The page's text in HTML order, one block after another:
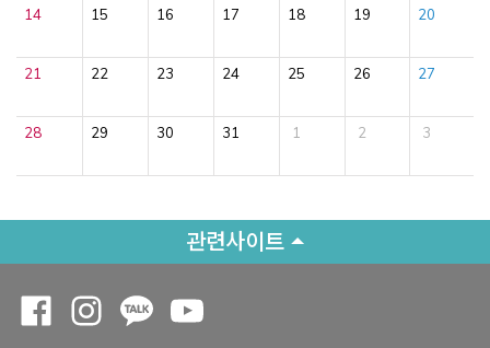
14 15 16 17 18 19 20
21 22 23 24 25 26 27
28 29 30 31 1 2 3
관련사이트
Opens a new window
Opens a new window
Opens a new window